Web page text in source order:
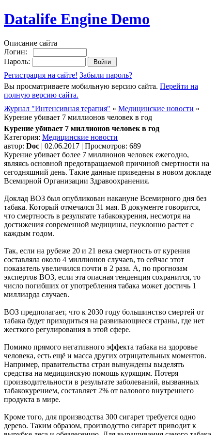
Datalife Engine Demo
Описание сайта
Логин:
Пароль:
Регистрация на сайте! Забыли пароль?
Вы просматриваете мобильную версию сайта. Перейти на
полную версию сайта.
Журнал "Интенсивная терапия" » Медицинские новости »
Курение убивает 7 миллионов человек в год
Курение убивает 7 миллионов человек в год
Категория: Медицинские новости
автор: Doc | 02.06.2017 | Просмотров: 689
Курение убивает более 7 миллионов человек ежегодно,
являясь основной предотвращаемой причиной смертности на
сегодняшний день. Такие данные приведены в новом докладе
Всемирной Организации Здравоохранения.
Доклад ВОЗ был опубликован накануне Всемирного дня без
табака. Который отмечался 31 мая. В документе говорится,
что смертность в результате табакокурения, несмотря на
достижения современной медицины, неуклонно растет с
каждым годом.
Так, если на рубеже 20 и 21 века смертность от курения
составляла около 4 миллионов случаев, то сейчас этот
показатель увеличился почти в 2 раза. А, по прогнозам
экспертов ВОЗ, если эта опасная тенденция сохранится, то
число погибших от употребления табака может достичь 1
миллиарда случаев.
ВОЗ предполагает, что к 2030 году большинство смертей от
табака будет приходиться на развивающиеся страны, где нет
жесткого регулирования в этой сфере.
Помимо прямого негативного эффекта табака на здоровье
человека, есть ещё и масса других отрицательных моментов.
Например, правительства стран вынуждены выделять
средства на медицинскую помощь курящим. Потеря
производительности в результате заболеваний, вызванных
табакокурением, составляет 2% от валового внутреннего
продукта в мире.
Кроме того, для производства 300 сигарет требуется одно
дерево. Таким образом, производство сигарет приводит к